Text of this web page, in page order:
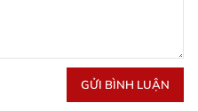
GỬI BÌNH LUẬN